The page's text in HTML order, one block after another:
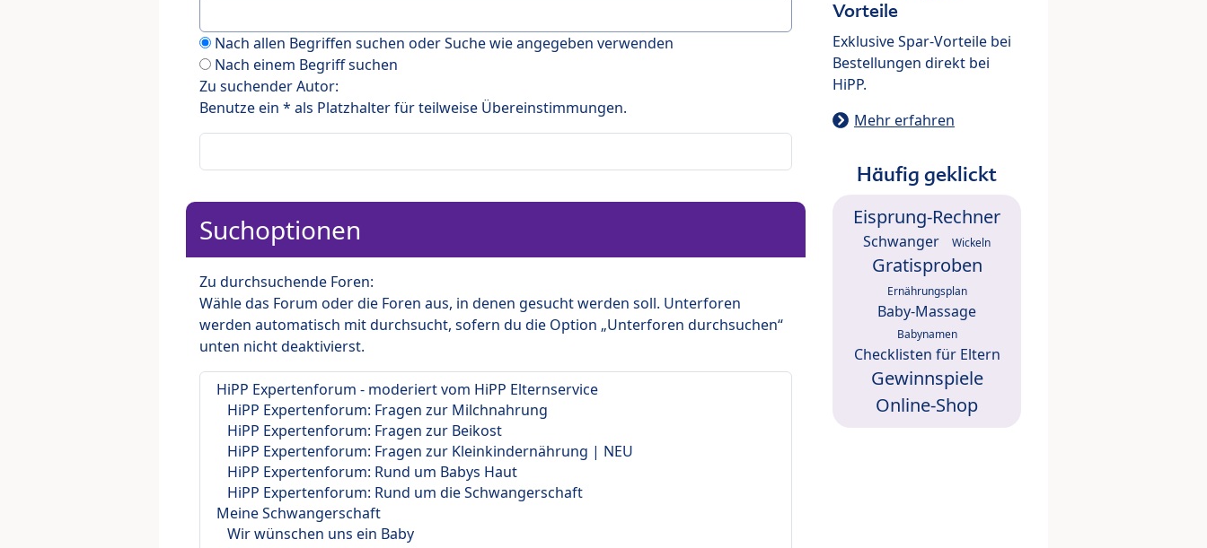
Nach allen Begriffen suchen oder Suche wie angegeben verwenden
Nach einem Begriff suchen
Zu suchender Autor:
Benutze ein * als Platzhalter für teilweise Übereinstimmungen.
Suchoptionen
Zu durchsuchende Foren:
Wähle das Forum oder die Foren aus, in denen gesucht werden soll. Unterforen
werden automatisch mit durchsucht, sofern du die Option „Unterforen durchsuchen“
unten nicht deaktivierst.
Vorteile
Exklusive Spar-Vorteile bei
Bestellungen direkt bei
HiPP.
Mehr erfahren
Häufig geklickt
Eisprung-Rechner
Schwanger Wickeln
Gratisproben
Ernährungsplan
Baby-Massage
Babynamen
Checklisten für Eltern
Gewinnspiele
Online-Shop